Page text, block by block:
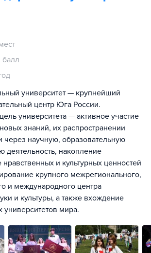
балл
университет — крупнейший
центр Юга России.
университета — активное участие
знаний, их распространении
через научную, образовательную
деятельность, накопление
и культурных ценностей
крупного межрегионального,
и международного центра
и культуры, а также вхождение
мира.